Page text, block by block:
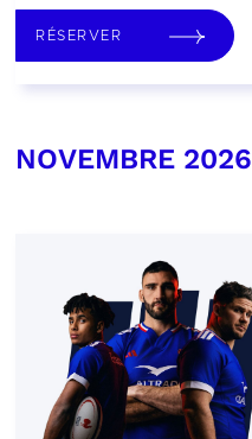
RÉSERVER
NOVEMBRE 2026